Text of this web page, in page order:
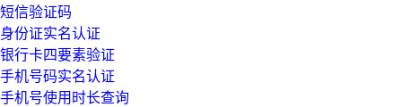
短信验证码
身份证实名认证
银行卡四要素验证
手机号码实名认证
手机号使用时长查询